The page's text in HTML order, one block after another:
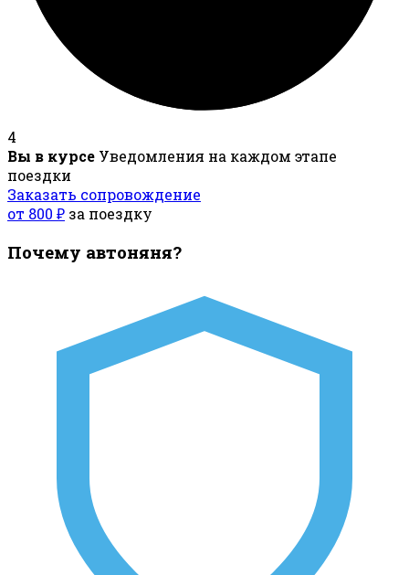
4
Вы в курсе Уведомления на каждом этапе
поездки
Заказать сопровождение
от 800 ₽ за поездку
Почему автоняня?